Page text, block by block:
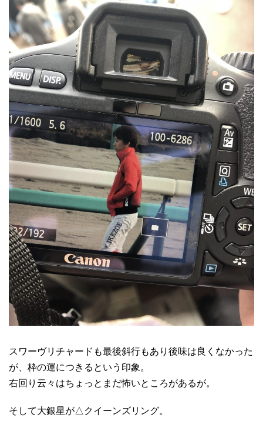
スワーヴリチャードも最後斜行もあり後味は良くなかった
が、枠の運につきるという印象。
右回り云々はちょっとまだ怖いところがあるが。
そして大銀星が△クイーンズリング。